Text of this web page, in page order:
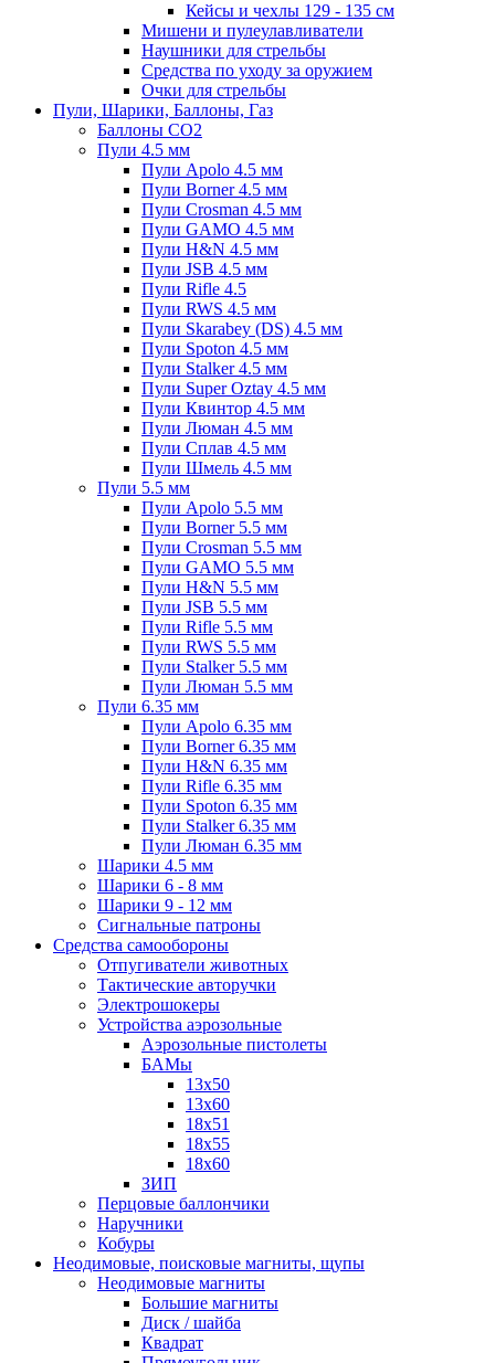
Кейсы и чехлы 129 - 135 см
Мишени и пулеулавливатели
Наушники для стрельбы
Средства по уходу за оружием
Очки для стрельбы
Пули, Шарики, Баллоны, Газ
Баллоны CO2
Пули 4.5 мм
Пули Apolo 4.5 мм
Пули Borner 4.5 мм
Пули Crosman 4.5 мм
Пули GAMO 4.5 мм
Пули H&N 4.5 мм
Пули JSB 4.5 мм
Пули Rifle 4.5
Пули RWS 4.5 мм
Пули Skarabey (DS) 4.5 мм
Пули Spoton 4.5 мм
Пули Stalker 4.5 мм
Пули Super Oztay 4.5 мм
Пули Квинтор 4.5 мм
Пули Люман 4.5 мм
Пули Сплав 4.5 мм
Пули Шмель 4.5 мм
Пули 5.5 мм
Пули Apolo 5.5 мм
Пули Borner 5.5 мм
Пули Crosman 5.5 мм
Пули GAMO 5.5 мм
Пули H&N 5.5 мм
Пули JSB 5.5 мм
Пули Rifle 5.5 мм
Пули RWS 5.5 мм
Пули Stalker 5.5 мм
Пули Люман 5.5 мм
Пули 6.35 мм
Пули Apolo 6.35 мм
Пули Borner 6.35 мм
Пули H&N 6.35 мм
Пули Rifle 6.35 мм
Пули Spoton 6.35 мм
Пули Stalker 6.35 мм
Пули Люман 6.35 мм
Шарики 4.5 мм
Шарики 6 - 8 мм
Шарики 9 - 12 мм
Сигнальные патроны
Средства самообороны
Отпугиватели животных
Тактические авторучки
Электрошокеры
Устройства аэрозольные
Аэрозольные пистолеты
БАМы
13х50
13х60
18х51
18х55
18х60
ЗИП
Перцовые баллончики
Наручники
Кобуры
Неодимовые, поисковые магниты, щупы
Неодимовые магниты
Большие магниты
Диск / шайба
Квадрат